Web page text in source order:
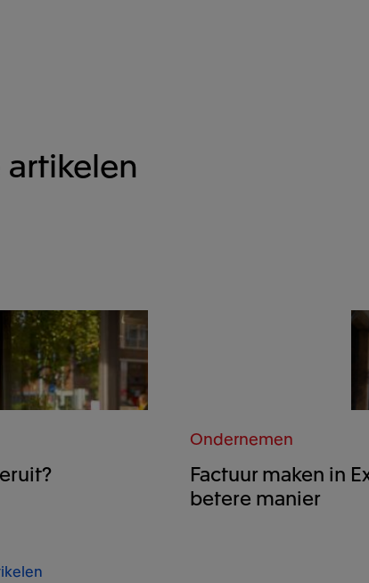
Ondernemen
Factuur maken in
betere manier